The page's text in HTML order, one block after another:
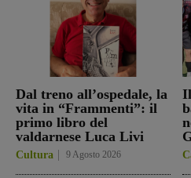
Dal treno all’ospedale, la
vita in “Frammenti”: il
primo libro del
valdarnese Luca Livi
Cultura 9 Agosto 2026